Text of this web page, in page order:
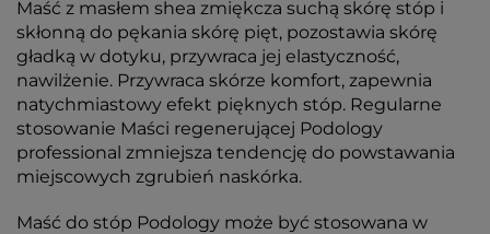
Maść z masłem shea zmiękcza suchą skórę stóp i
skłonną do pękania skórę pięt, pozostawia skórę
gładką w dotyku, przywraca jej elastyczność,
nawilżenie. Przywraca skórze komfort, zapewnia
natychmiastowy efekt pięknych stóp. Regularne
stosowanie Maści regenerującej Podology
professional zmniejsza tendencję do powstawania
miejscowych zgrubień naskórka.
Maść do stóp Podology może być stosowana w